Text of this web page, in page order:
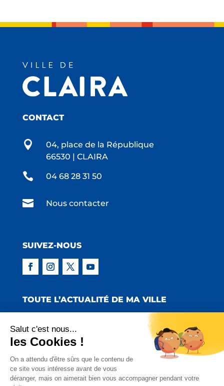
CONTACT

04, place de la République
66530 | CLAIRA
 04 68 28 31 50
 Nous contacter
SUIVEZ-NOUS
TOUTE L’ACTUALITÉ DE MA VILLE
Copyright © 2022 Mairie de Claira | Réalisation
:Emmaluc Communication
Salut c'est nous...
les Cookies !
On a attendu d'être sûrs que le contenu de
ce site vous intéresse avant de vous
déranger, mais on aimerait bien vous accompagner pendant votre